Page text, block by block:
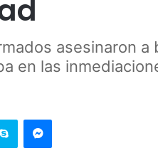
asesinaron a
en las
Skype Messenger